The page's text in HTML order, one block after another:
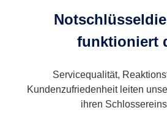
funktioniert
Servicequalität,
Kundenzufriedenheit leiten
ihren